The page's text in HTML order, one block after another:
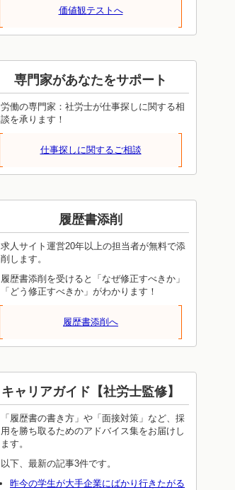
価値観テストへ
専門家があなたをサポート
労働の専門家：社労士が仕事探しに関する相
談を承ります！
仕事探しに関するご相談
履歴書添削
求人サイト運営20年以上の担当者が無料で添
削します。
履歴書添削を受けると「なぜ修正すべきか」
「どう修正すべきか」がわかります！
履歴書添削へ
キャリアガイド【社労士監修】
「履歴書の書き方」や「面接対策」など、採
用を勝ち取るためのアドバイス集をお届けし
ます。
以下、最新の記事3件です。
昨今の学生が大手企業にばかり行きたがる